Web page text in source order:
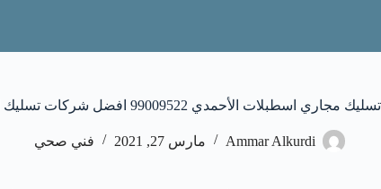
تسليك مجاري اسطبلات الأحمدي 99009522 افضل شركات تسليك المجاري في اسطبلات الأحمدي
Ammar Alkurdi مارس 27, 2021 فني صحي